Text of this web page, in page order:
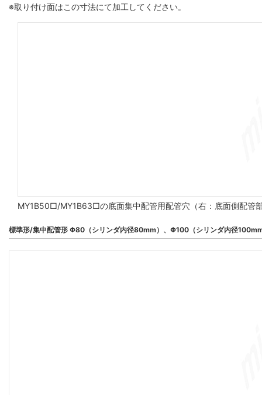
※取り付け面はこの寸法にて加工してください。
MY1B50□/MY1B63□の底面集中配管用配管穴（右：底面側配管
標準形/集中配管形 Φ80（シリンダ内径80mm）、Φ100（シリンダ内径